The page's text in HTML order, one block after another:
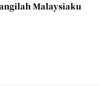
Malaysiaku